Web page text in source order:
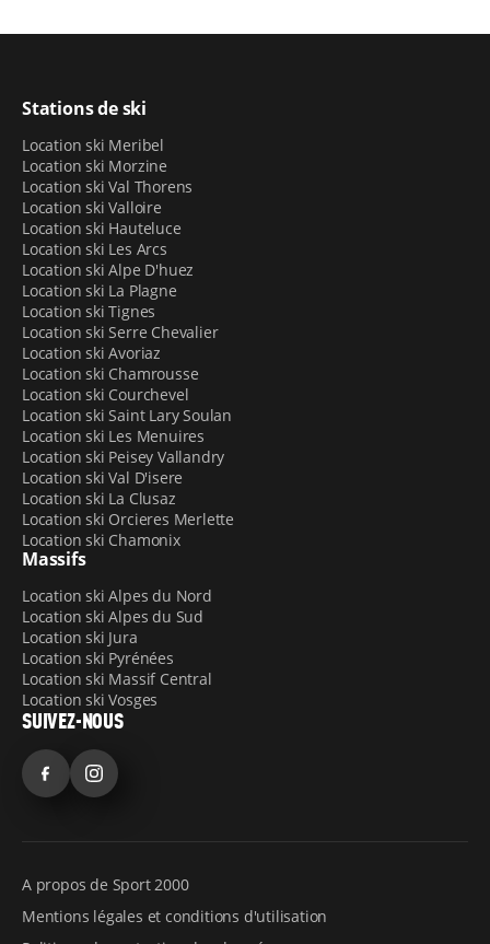
votre matériel le temps de la pause déjeuner par
exemple, pour ne pas vous encombrer.
Stations de ski
Location ski Meribel
Location ski Morzine
Location ski Val Thorens
Location ski Valloire
Location ski Hauteluce
Location ski Les Arcs
Location ski Alpe D'huez
Location ski La Plagne
Location ski Tignes
Location ski Serre Chevalier
Location ski Avoriaz
Location ski Chamrousse
Location ski Courchevel
Location ski Saint Lary Soulan
Location ski Les Menuires
Location ski Peisey Vallandry
Location ski Val D'isere
Location ski La Clusaz
Location ski Orcieres Merlette
Location ski Chamonix
Massifs
Location ski Alpes du Nord
Location ski Alpes du Sud
Location ski Jura
Location ski Pyrénées
Location ski Massif Central
Location ski Vosges
SUIVEZ-NOUS
FacebookInstagram
A propos de Sport 2000
Mentions légales et conditions d'utilisation